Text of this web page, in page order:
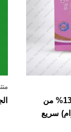
سماد منجنيز مخلبي 13% من
500جرام) سريع